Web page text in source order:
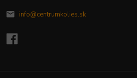
info@centrumkolies.sk